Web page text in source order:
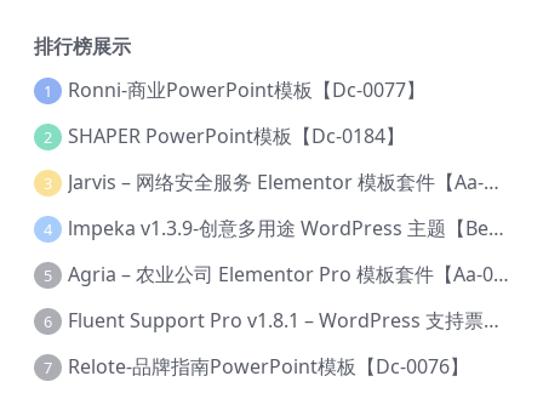
排行榜展示
1 Ronni-商业PowerPoint模板【Dc-0077】
2 SHAPER PowerPoint模板【Dc-0184】
3 Jarvis – 网络安全服务 Elementor 模板套件【Aa-0035】
4 lmpeka v1.3.9-创意多用途 WordPress 主题【Be-0064】
5 Agria – 农业公司 Elementor Pro 模板套件【Aa-0003】
6 Fluent Support Pro v1.8.1 – WordPress 支持票务系统【Cc-0041】
7 Relote-品牌指南PowerPoint模板【Dc-0076】